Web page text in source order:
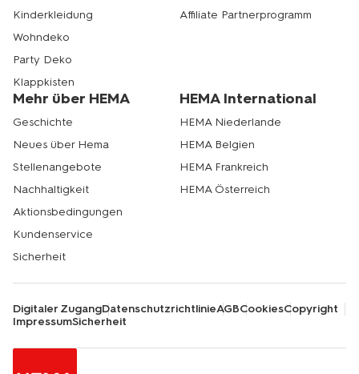
Kinderkleidung
Wohndeko
Party Deko
Klappkisten
Affiliate Partnerprogramm
Mehr über HEMA
Geschichte
Neues über Hema
Stellenangebote
Nachhaltigkeit
Aktionsbedingungen
Kundenservice
Sicherheit
HEMA International
HEMA Niederlande
HEMA Belgien
HEMA Frankreich
HEMA Österreich
Digitaler ZugangDatenschutzrichtlinieAGBCookiesCopyright
ImpressumSicherheit